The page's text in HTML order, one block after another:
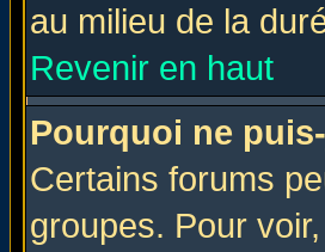
au milieu de la
Revenir en haut
Pourquoi ne
Certains forums
groupes. Pour